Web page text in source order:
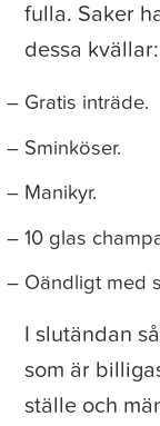
fulla. Saker
dessa kvällar:
Gratis inträde.
Sminköser.
Manikyr.
10 glas
Oändligt med
I slutändan
som är
ställe och